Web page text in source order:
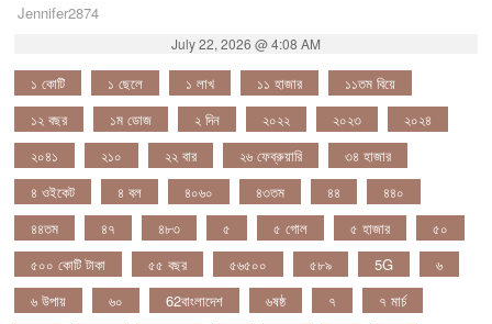
Jennifer2874
July 22, 2026 @ 4:08 AM
১ কোটি ১ ছেলে ১ লাখ ১১ হাজার
১১তম বিয়ে
১২ বছর
১ম ডোজ ২ দিন ২০২২ ২০২৩
২০২৪
২০৪১
২১০ ২২ বার ২৬ ফেব্রুয়ারি
৩৪ হাজার
৪ ওইকেট
৪ বল ৪০৬০ ৪৩তম ৪৪
৪৪০
৪৪তম
৪৭ ৪৮৩ ৫ ৫ গোল ৫ হাজার
৫০
৫০০ কোটি টাকা
৫৫ বছর ৫৬৫০০ ৫৮৯ 5G
৬
৬ উপায়
৬০ 62বাংলাদেশ ৬ষষ্ঠ ৭
৭ মার্চ